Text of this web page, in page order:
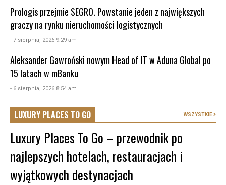
Prologis przejmie SEGRO. Powstanie jeden z największych
graczy na rynku nieruchomości logistycznych
- 7 sierpnia, 2026 9:29 am
Aleksander Gawroński nowym Head of IT w Aduna Global po
15 latach w mBanku
- 6 sierpnia, 2026 8:54 am
LUXURY PLACES TO GO WSZYSTKIE
Luxury Places To Go – przewodnik po
najlepszych hotelach, restauracjach i
wyjątkowych destynacjach